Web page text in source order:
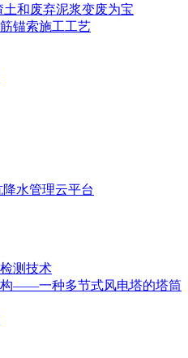
和废弃泥浆变废为宝
锚索施工工艺
水管理云平台
测技术
构——一种多节式风电塔的塔筒